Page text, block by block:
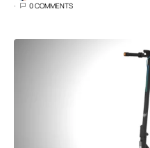
0 COMMENTS